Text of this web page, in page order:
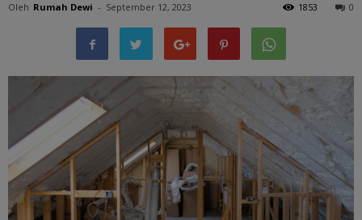
Oleh Rumah Dewi - September 12, 2023 0
1853